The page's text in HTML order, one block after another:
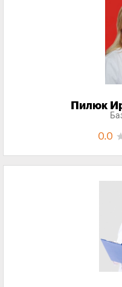
Пилюк
0.0